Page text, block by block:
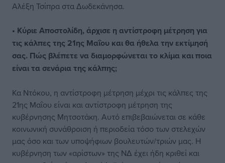
Αλέξη Τσίπρα στα Δωδεκάνησα.
• Κύριε Αποστολίδη, άρχισε η αντίστροφη μέτρηση για
τις κάλπες της 21ης Μαΐου και θα ήθελα την εκτίμησή
σας. Πώς βλέπετε να διαμορφώνεται το κλίμα και ποια
είναι τα σενάρια της κάλπης;
Κα Ντόκου, η αντίστροφη μέτρηση μέχρι τις κάλπες της
21ης Μαΐου είναι και αντίστροφη μέτρηση της
κυβέρνησης Μητσοτάκη. Αυτό επιβεβαιώνεται σε κάθε
κοινωνική συνάθροιση ή περιοδεία τόσο των στελεχών
μας όσο και των υποψήφιων βουλευτών/τριών μας. Η
κυβέρνηση των «αρίστων» της ΝΔ έχει ήδη κριθεί και